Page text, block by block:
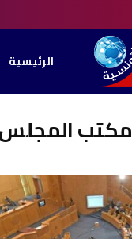
الرئيسية
مكتب المجلس